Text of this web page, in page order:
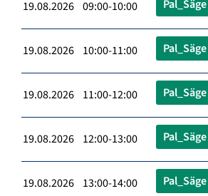
19.08.2026 09:00-10:00 Pal_Säge
19.08.2026 10:00-11:00 Pal_Säge
19.08.2026 11:00-12:00 Pal_Säge
19.08.2026 12:00-13:00 Pal_Säge
19.08.2026 13:00-14:00 Pal_Säge